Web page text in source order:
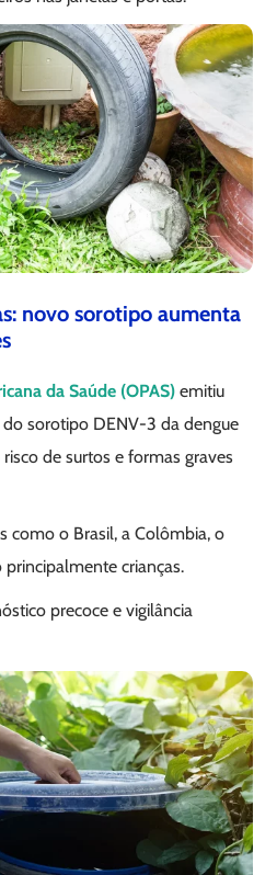
novo sorotipo aumenta
da Saúde (OPAS) emitiu
sorotipo DENV-3 da dengue
de surtos e formas graves
como o Brasil, a Colômbia, o
crianças.
precoce e vigilância